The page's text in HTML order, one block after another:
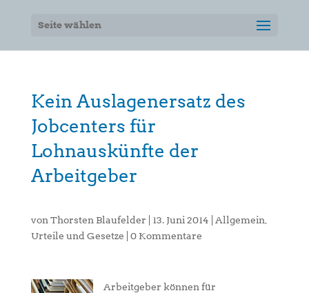
Seite wählen
Kein Auslagenersatz des
Jobcenters für
Lohnauskünfte der
Arbeitgeber
von Thorsten Blaufelder 13. Juni 2014 Allgemein
Urteile und Gesetze
0 Kommentare
Arbeitgeber können für